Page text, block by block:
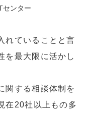
センター
れていることと言
を最大限に活かし
関する相談体制を
在20社以上もの多